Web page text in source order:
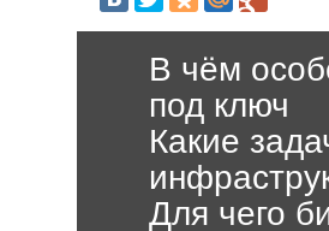
В чём
под ключ
Какие
Для чего